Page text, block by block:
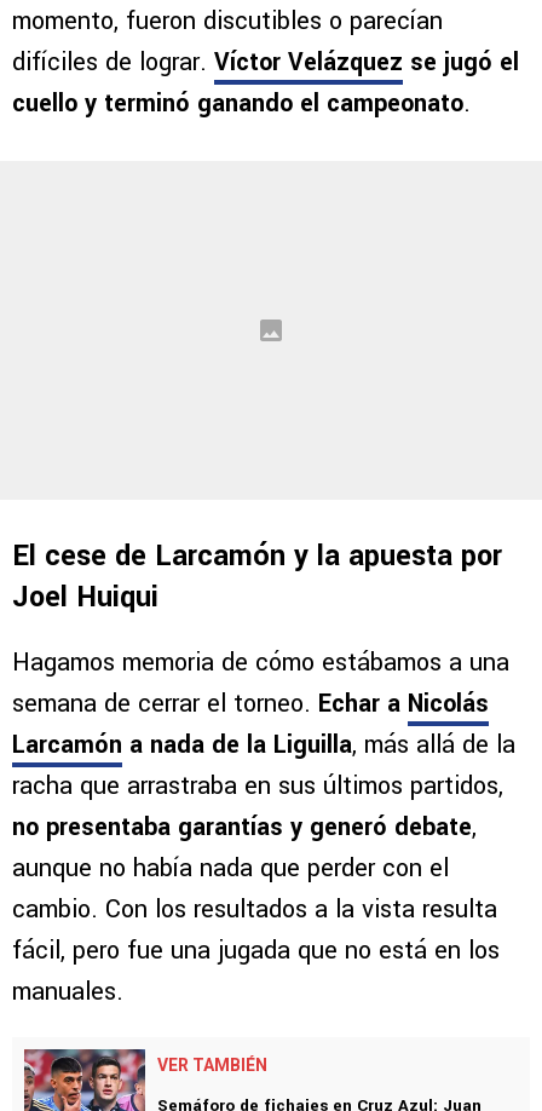
momento, fueron discutibles o parecían
difíciles de lograr. Víctor Velázquez se jugó el
cuello y terminó ganando el campeonato.
El cese de Larcamón y la apuesta por
Joel Huiqui
Hagamos memoria de cómo estábamos a una
semana de cerrar el torneo. Echar a Nicolás
Larcamón a nada de la Liguilla, más allá de la
racha que arrastraba en sus últimos partidos,
no presentaba garantías y generó debate,
aunque no había nada que perder con el
cambio. Con los resultados a la vista resulta
fácil, pero fue una jugada que no está en los
manuales.
VER TAMBIÉN
Semáforo de fichajes en Cruz Azul: Juan